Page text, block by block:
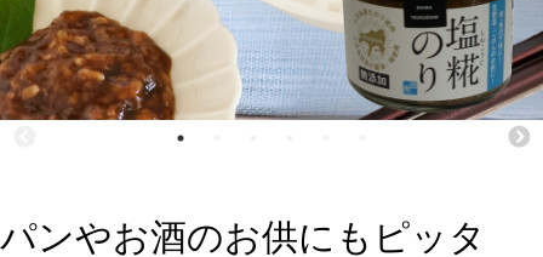
パンやお酒のお供にもピッタ